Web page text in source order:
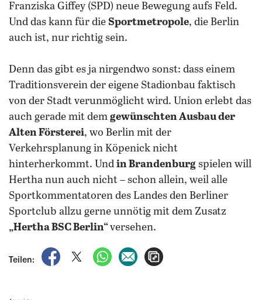
Franziska Giffey (SPD) neue Bewegung aufs Feld.
Und das kann für die Sportmetropole, die Berlin
auch ist, nur richtig sein.
Denn das gibt es ja nirgendwo sonst: dass einem
Traditionsverein der eigene Stadionbau faktisch
von der Stadt verunmöglicht wird. Union erlebt das
auch gerade mit dem gewünschten Ausbau der
Alten Försterei, wo Berlin mit der
Verkehrsplanung in Köpenick nicht
hinterherkommt. Und in Brandenburg spielen will
Hertha nun auch nicht – schon allein, weil alle
Sportkommentatoren des Landes den Berliner
Sportclub allzu gerne unnötig mit dem Zusatz
„Hertha BSC Berlin“versehen.
Teilen:
auf Facebook teilen
auf X teilenper WhatsApp teilen
per E-Mail teilen